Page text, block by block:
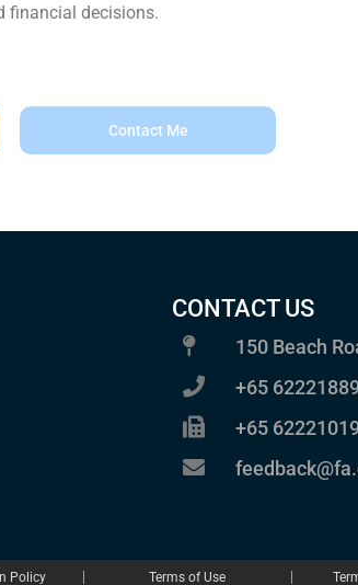
financial decisions.
Contact Me
CONTACT US
150 Beach
+65
+65
Policy Terms of Use